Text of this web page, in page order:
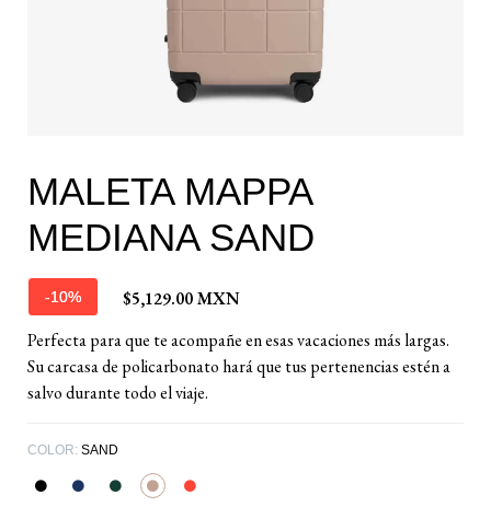
MALETA MAPPA
MEDIANA SAND
-10%
$5,129.00 MXN
Perfecta para que te acompañe en esas vacaciones más largas.
Su carcasa de policarbonato hará que tus pertenencias estén a
salvo durante todo el viaje.
COLOR: SAND